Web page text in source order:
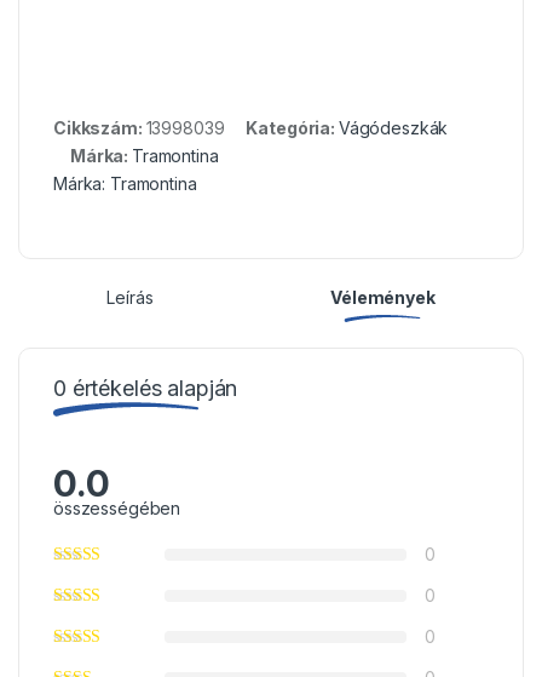
Cikkszám: 13998039 Kategória: Vágódeszkák
Márka: Tramontina
Márka: Tramontina
Leírás Vélemények
0 értékelés alapján
0.0
összességében
0
0
0